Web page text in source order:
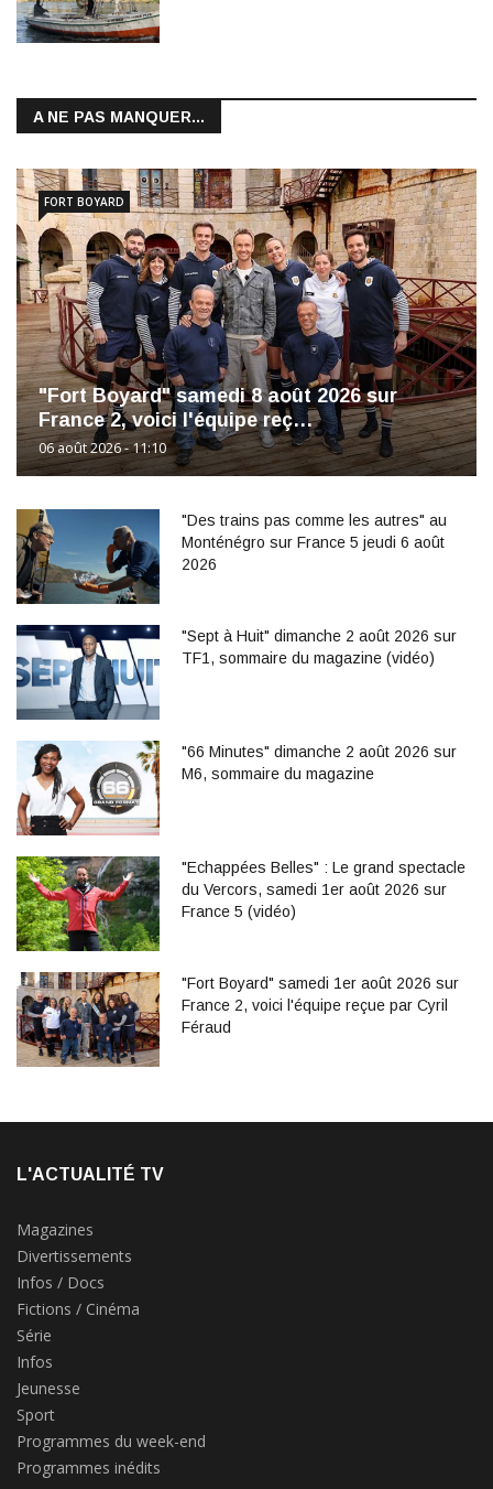
A NE PAS MANQUER...
"Fort Boyard" samedi 8 août 2026 sur
France 2, voici l'équipe reç…
06 août 2026 - 11:10
FORT BOYARD
"Des trains pas comme les autres" au
Monténégro sur France 5 jeudi 6 août
2026
"Sept à Huit" dimanche 2 août 2026 sur
TF1, sommaire du magazine (vidéo)
"66 Minutes" dimanche 2 août 2026 sur
M6, sommaire du magazine
"Echappées Belles" : Le grand spectacle
du Vercors, samedi 1er août 2026 sur
France 5 (vidéo)
"Fort Boyard" samedi 1er août 2026 sur
France 2, voici l'équipe reçue par Cyril
Féraud
L'ACTUALITÉ TV
Magazines
Divertissements
Infos / Docs
Fictions / Cinéma
Série
Infos
Jeunesse
Sport
Programmes du week-end
Programmes inédits